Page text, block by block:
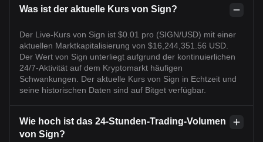
Was ist der aktuelle Kurs von Sign?
Der Live-Kurs von Sign ist $0.01 pro (SIGN/USD) mit einer
aktuellen Marktkapitalisierung von $16,244,351.56 USD.
Der Wert von Sign unterliegt aufgrund der kontinuierlichen
24/7-Aktivität auf dem Kryptomarkt häufigen
Schwankungen. Der aktuelle Kurs von Sign in Echtzeit und
seine historischen Daten sind auf Bitget verfügbar.
Wie hoch ist das 24-Stunden-Trading-Volumen
von Sign?